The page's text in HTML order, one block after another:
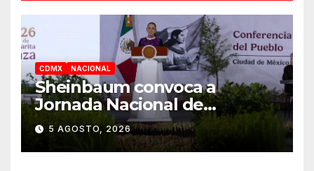
CDMX NACIONAL
Sheinbaum convoca a
Jornada Nacional de
Reforestación el 9 de agosto
5 AGOSTO, 2026